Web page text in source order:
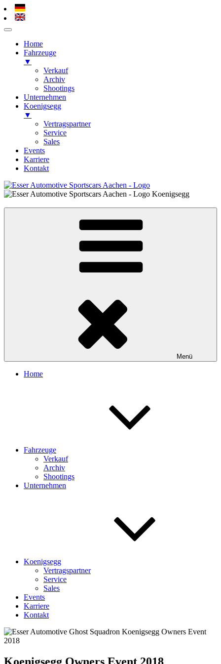
Home
Fahrzeuge
▼
Verkauf
Archiv
Shootings
Unternehmen
Koenigsegg
▼
Vertragspartner
Service
Sales
Events
Karriere
Kontakt
Inhalt
Esser Automotive – Alsdorf / Aachen
Koenigsegg, Hypercars, Sportscars
Menü
Home
Fahrzeuge
Verkauf
Archiv
Shootings
Unternehmen
Koenigsegg
Vertragspartner
Service
Sales
Events
Karriere
Kontakt